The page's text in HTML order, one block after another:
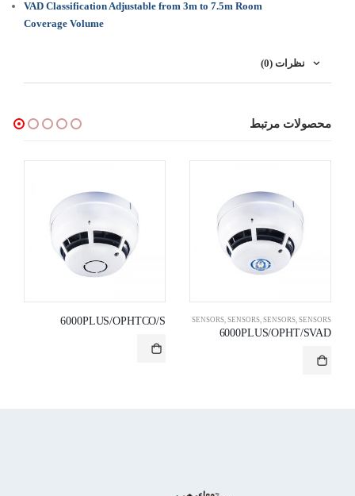
VAD Classification Adjustable from 3m to 7.5m Room
Coverage Volume
نظرات (0)
محصولات مرتبط
سیستم آدرس پذیر دیجیتال هوشمند SENSORS, SENSORS, SENSORS, SENSORS
6000PLUS/OPHT/SVAD
6000PLUS/OPHTCO/S